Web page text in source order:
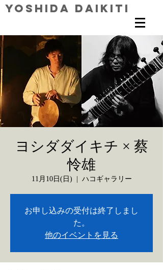
Yoshida Daikiti
ヨシダダイキチ × 蔡
怜雄
11月10日(日) ハコギャラリー
お申し込みの受付は終了しまし
た。
他のイベントを見る